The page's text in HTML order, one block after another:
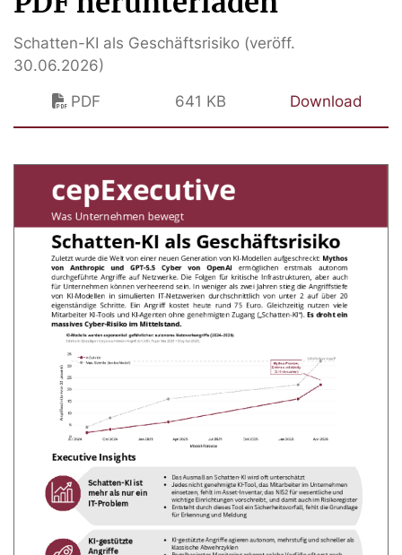
Schatten-KI als Geschäftsrisiko (veröff.
30.06.2026)
PDF
641 KB Download